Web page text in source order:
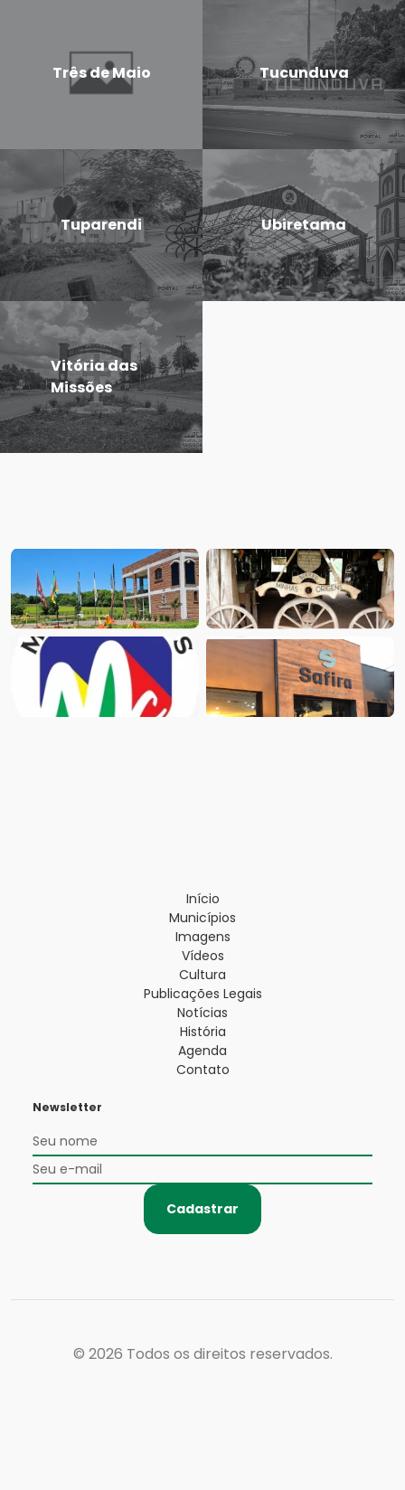
Três de Maio Tucunduva
Tuparendi Ubiretama
Vitória das
Missões
Início
Municípios
Imagens
Vídeos
Cultura
Publicações Legais
Notícias
História
Agenda
Contato
Newsletter
Cadastrar
© 2026 Todos os direitos reservados.